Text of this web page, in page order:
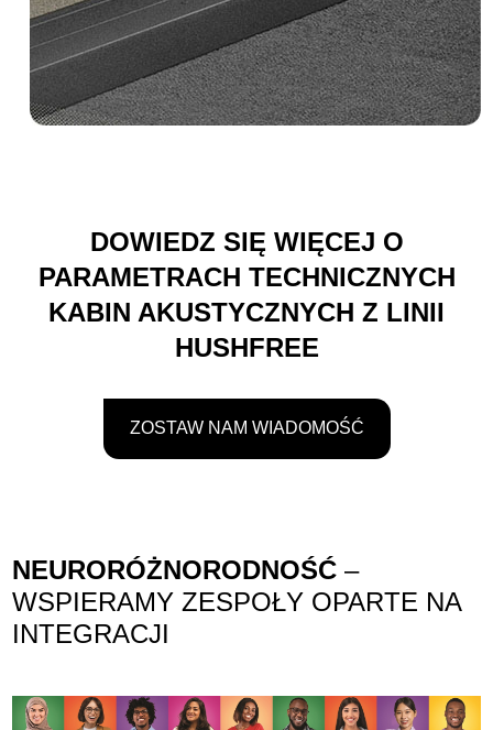
DOWIEDZ SIĘ WIĘCEJ O
PARAMETRACH TECHNICZNYCH
KABIN AKUSTYCZNYCH Z LINII
HUSHFREE
ZOSTAW NAM WIADOMOŚĆ
NEURORÓŻNORODNOŚĆ –
WSPIERAMY ZESPOŁY OPARTE NA
INTEGRACJI